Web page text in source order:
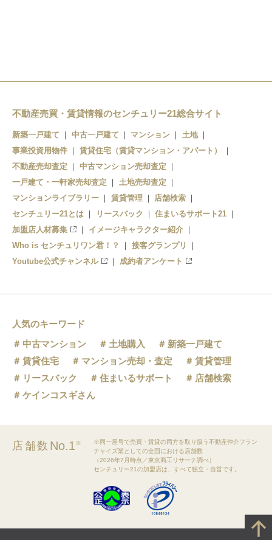
不動産売買・賃貸情報のセンチュリー21総合サイト
新築一戸建て 中古一戸建て マンション
土地
事業投資用物件
賃貸住宅（賃貸マンション・アパート）
不動産売却査定
中古マンション売却査定
一戸建て・一軒家売却査定
土地売却査定
マンションライブラリー
賃貸管理
店舗検索
センチュリー21とは
リースバック
住まいるサポート21
加盟店人材募集
イメージキャラクター紹介
Who is センチュリワン君！？
接客グランプリ
Youtube公式チャンネル
成約者アンケート
人気のキーワード
中古マンション
土地購入
新築一戸建て
賃貸住宅
マンション売却・査定
賃貸管理
リースバック
住まいるサポート
店舗検索
ケインコスギさん
店舗数 No.1※
※同一屋号で売買・賃貸の両方を取り扱う不動産仲介フラン
チャイズ業としての全国における店舗数
（2026年7月時点／東京商工リサーチ調べ）
センチュリー21の加盟店は、すべて独立・自営です。